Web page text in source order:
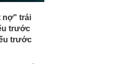
nợ" trái
trước
trước